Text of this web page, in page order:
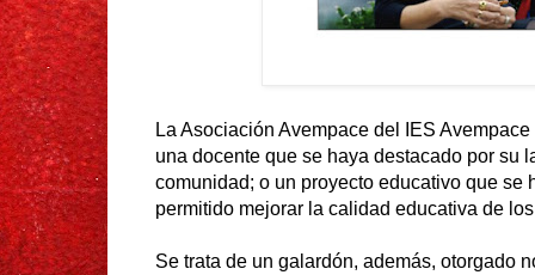
La Asociación Avempace del IES
una docente que se haya destacado por su
comunidad; o un proyecto educativo que se
permitido mejorar la calidad educativa de
Se trata de un galardón, además, otorgado